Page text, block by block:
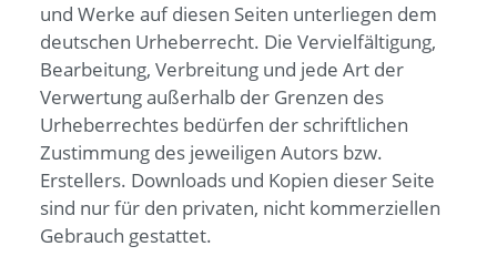
und Werke auf diesen Seiten unterliegen dem
deutschen Urheberrecht. Die Vervielfältigung,
Bearbeitung, Verbreitung und jede Art der
Verwertung außerhalb der Grenzen des
Urheberrechtes bedürfen der schriftlichen
Zustimmung des jeweiligen Autors bzw.
Erstellers. Downloads und Kopien dieser Seite
sind nur für den privaten, nicht kommerziellen
Gebrauch gestattet.